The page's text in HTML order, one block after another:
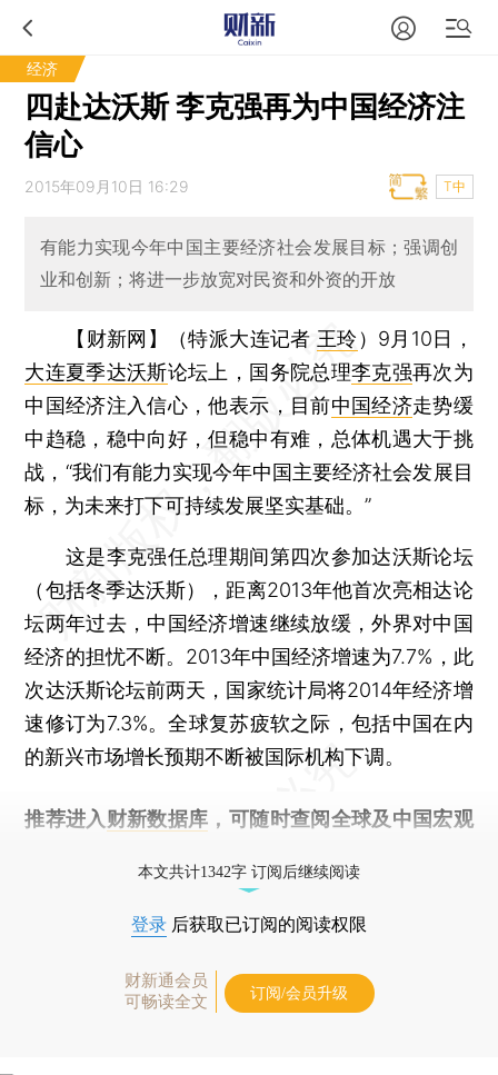
经济
四赴达沃斯 李克强再为中国经济注
信心
2015年09月10日 16:29 T中
有能力实现今年中国主要经济社会发展目标；强调创
业和创新；将进一步放宽对民资和外资的开放
【财新网】（特派大连记者 王玲 ） 9月10日，
大连夏季达沃斯论坛上，国务院总理李克强再次为
中国经济注入信心，他表示，目前中国经济走势缓
中趋稳，稳中向好，但稳中有难，总体机遇大于挑
战，“我们有能力实现今年中国主要经济社会发展目
标，为未来打下可持续发展坚实基础。”
这是李克强任总理期间第四次参加达沃斯论坛
（包括冬季达沃斯），距离2013年他首次亮相达论
坛两年过去，中国经济增速继续放缓，外界对中国
经济的担忧不断。2013年中国经济增速为7.7%，此
次达沃斯论坛前两天，国家统计局将2014年经济增
速修订为7.3%。全球复苏疲软之际，包括中国在内
的新兴市场增长预期不断被国际机构下调。
推荐进入 财新数据库 ，可随时查阅全球及中国宏观
本文共计1342字 订阅后继续阅读
登录 后获取已订阅的阅读权限
财新通会员
可畅读全文
订阅/会员升级